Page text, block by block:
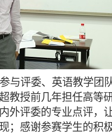
与评委、英语教学团
教授前几年担任高等
外评委的专业点评，
；感谢参赛学生的积